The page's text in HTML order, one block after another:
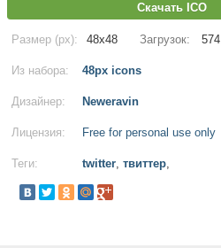
Скачать ICO
Размер (px): 48x48 Загрузок: 574
Из набора: 48px icons
Дизайнер: Neweravin
Лицензия: Free for personal use only
Теги: twitter, твиттер,